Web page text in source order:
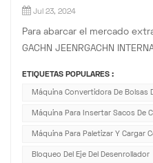
Jul 23, 2024
Para abarcar el mercado
GACHN JEENRGACHN
internacionales. GACHN
sede en Xiamen, un
ETIQUETAS POPULARES :
Máquina Convertidora De Bolsas
Máquina Para Insertar Sacos De
Máquina Para Paletizar Y Cargar
Bloqueo Del Eje Del Desenrollador